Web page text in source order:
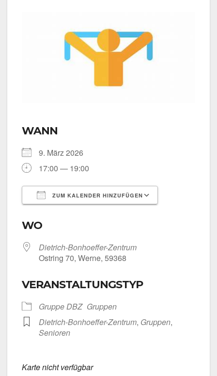
WANN
9. März 2026
17:00 — 19:00
ZUM KALENDER HINZUFÜGEN
WO
Dietrich-Bonhoeffer-Zentrum
Ost­ring 70, Wer­ne, 59368
VERANSTALTUNGSTYP
Grup­pe DBZ Grup­pen
Dietrich-Bonhoeffer-Zentrum, Grup­pen,
Senio­ren
Kar­te nicht ver­füg­bar